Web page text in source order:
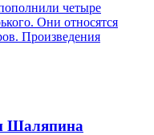
четыре
Они относятся
Произведения
Шаляпина